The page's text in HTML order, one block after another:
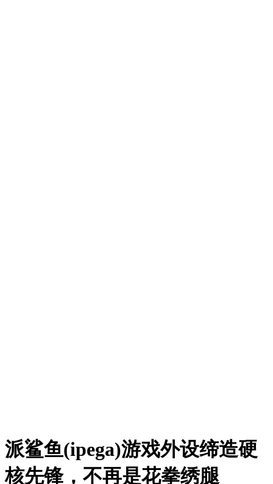
派鲨鱼(ipega)游戏外设缔造硬
核先锋，不再是花拳绣腿